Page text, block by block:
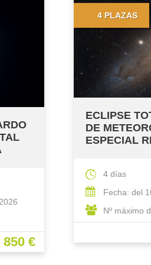
850 €
ECLIPSE
DE
ESPECIAL
Fecha: del
Nº máximo